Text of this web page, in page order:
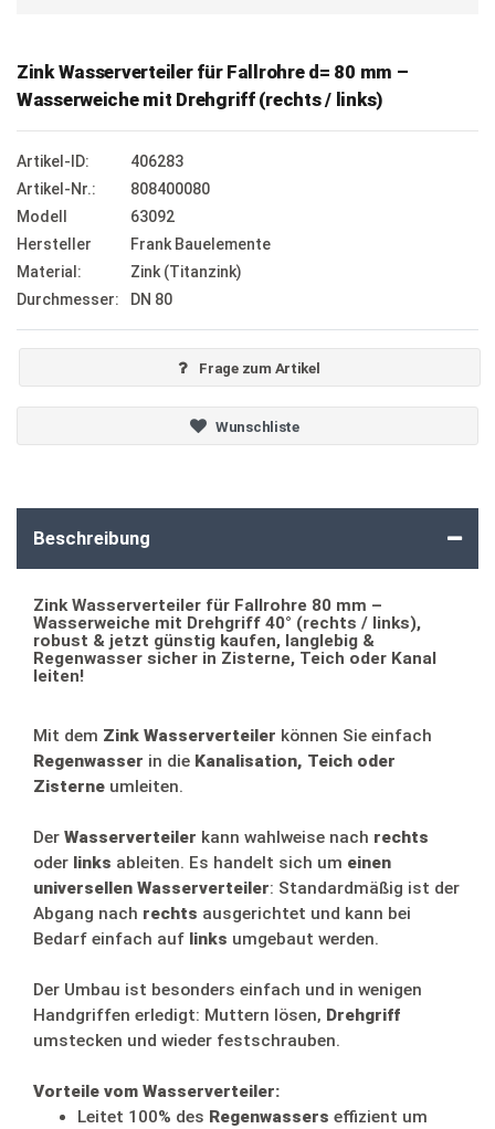
Zink Wasserverteiler für Fallrohre d= 80 mm –
Wasserweiche mit Drehgriff (rechts / links)
Artikel-ID:
406283
Artikel-Nr.:
808400080
Modell
63092
Hersteller
Frank Bauelemente
Material:
Zink (Titanzink)
Durchmesser:
DN 80
Frage zum Artikel
Wunschliste
Beschreibung
Zink Wasserverteiler für Fallrohre 80 mm –
Wasserweiche mit Drehgriff 40° (rechts / links),
robust & jetzt günstig kaufen, langlebig &
Regenwasser sicher in Zisterne, Teich oder Kanal
leiten!
Mit dem Zink Wasserverteiler können Sie einfach
Regenwasser in die Kanalisation, Teich oder
Zisterne umleiten.
Der Wasserverteiler kann wahlweise nach rechts
oder links ableiten. Es handelt sich um einen
universellen Wasserverteiler: Standardmäßig ist der
Abgang nach rechts ausgerichtet und kann bei
Bedarf einfach auf links umgebaut werden.
Der Umbau ist besonders einfach und in wenigen
Handgriffen erledigt: Muttern lösen, Drehgriff
umstecken und wieder festschrauben.
Vorteile vom Wasserverteiler:
Leitet 100% des Regenwassers effizient um